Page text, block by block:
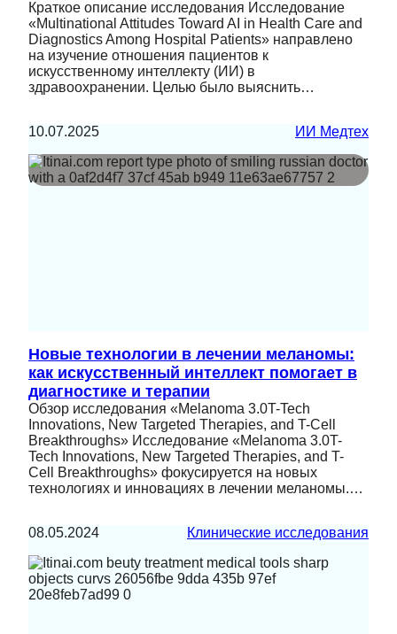
Краткое описание исследования Исследование
«Multinational Attitudes Toward AI in Health Care and
Diagnostics Among Hospital Patients» направлено
на изучение отношения пациентов к
искусственному интеллекту (ИИ) в
здравоохранении. Целью было выяснить…
10.07.2025 ИИ Медтех
Новые технологии в лечении меланомы:
как искусственный интеллект помогает в
диагностике и терапии
Обзор исследования «Melanoma 3.0T-Tech
Innovations, New Targeted Therapies, and T-Cell
Breakthroughs» Исследование «Melanoma 3.0T-
Tech Innovations, New Targeted Therapies, and T-
Cell Breakthroughs» фокусируется на новых
технологиях и инновациях в лечении меланомы.…
08.05.2024 Клинические исследования